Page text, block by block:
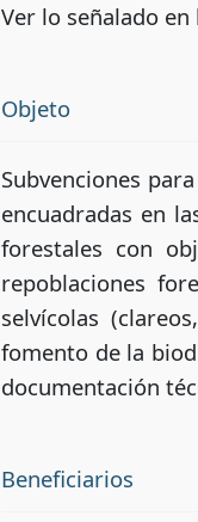
Ver lo señalado en
Objeto
Subvenciones
encuadradas en
forestales con
repoblaciones
selvícolas
fomento de la
documentación
Beneficiarios